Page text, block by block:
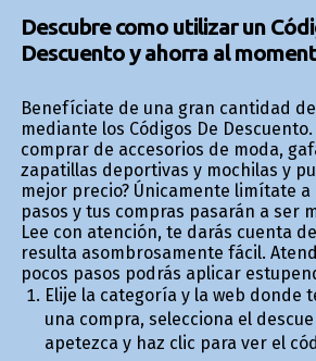
Descubre como utilizar un
Descuento y ahorra al
Benefíciate de una gran cantidad
mediante los Códigos De
comprar de accesorios de moda,
zapatillas deportivas y mochilas y
mejor precio? Únicamente limítate
pasos y tus compras pasarán a ser
Lee con atención, te darás cuenta
resulta asombrosamente fácil.
pocos pasos podrás aplicar
Elije la categoría y la web donde
una compra, selecciona el
apetezca y haz clic para ver el